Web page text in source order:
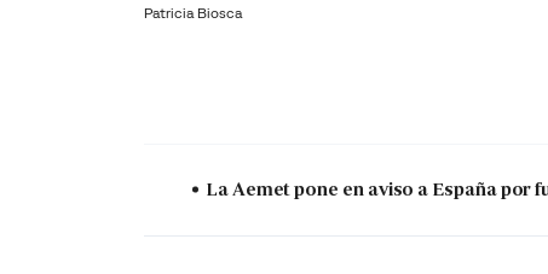
Patricia Biosca
La Aemet pone en aviso a España